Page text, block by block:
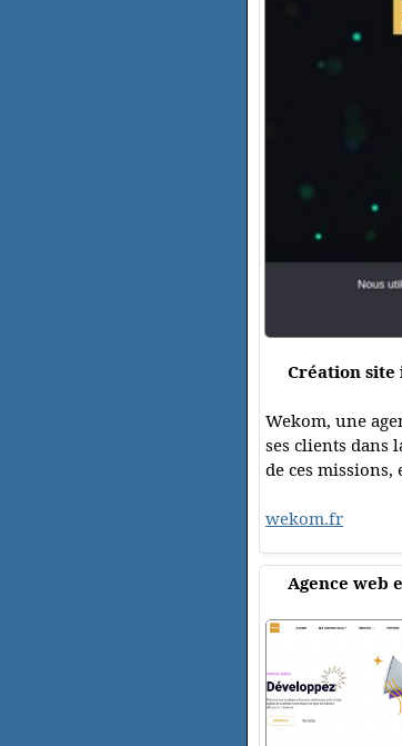
Création
Wekom, une
ses clients dans
de ces
wekom.fr
Agence web